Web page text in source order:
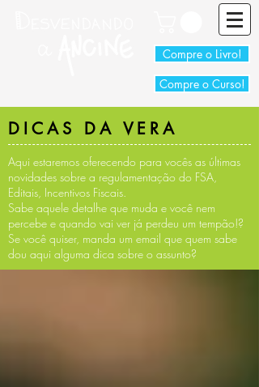
Compre o Livro!
Compre o Curso!
DICAS DA VERA
Aqui estaremos oferecendo para vocês as últimas
novidades sobre a regulamentação do FSA,
Editais, Incentivos Fiscais.
Sabe aquele detalhe que muda e você nem
percebe e quando vai ver já perdeu um tempão!?
Se você quiser, manda um email que quem sabe
dou aqui alguma dica sobre o assunto?